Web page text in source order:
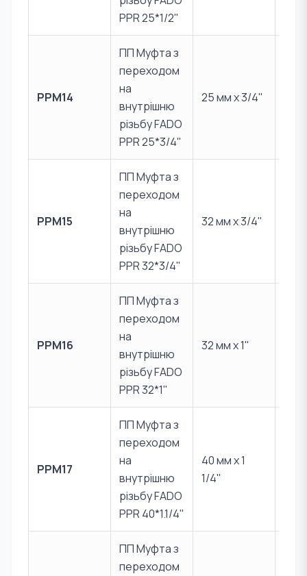
PPR 25*1/2"
PPM14
ПП Муфта з
переходом
на
внутрішню
різьбу FADO
PPR 25*3/4"
25 мм x 3/4"
PPM15
ПП Муфта з
переходом
на
внутрішню
різьбу FADO
PPR 32*3/4"
32 мм x 3/4"
PPM16
ПП Муфта з
переходом
на
внутрішню
різьбу FADO
PPR 32*1"
32 мм x 1"
PPM17
ПП Муфта з
переходом
на
внутрішню
різьбу FADO
PPR 40*1.1/4"
40 мм x 1
1/4"
ПП Муфта з
переходом